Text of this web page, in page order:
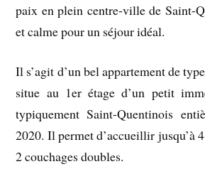
paix en plein centre-ville de Saint-
et calme pour un séjour idéal.
Il s’agit d’un bel appartement de
situe au 1er étage d’un petit
typiquement Saint-Quentinois
2020. Il permet d’accueillir jusqu’à
2 couchages doubles.